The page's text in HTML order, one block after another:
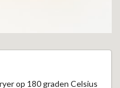
op 180 graden Celsius